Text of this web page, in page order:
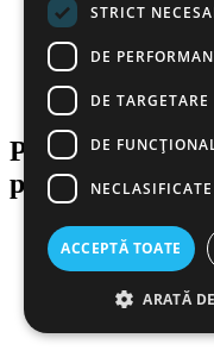
Produse de
produse
STRICT
DE
DE TARGETARE
DE
NECLASIFICATE
ACCEPTĂ TOATE
ARATĂ